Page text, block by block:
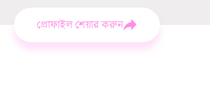
প্রোফাইল শেয়ার করুন